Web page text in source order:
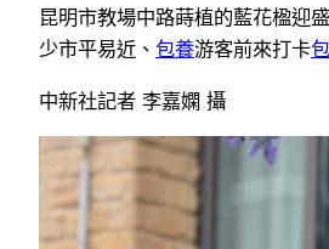
昆明市教場中路蒔植的藍花楹迎
少市平易近、 包養游客前來打卡
中新社記者 李嘉嫻 攝